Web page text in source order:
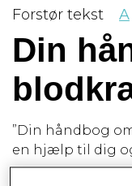
Forstør tekst A
Din
”Din håndbog
en hjælp til dig